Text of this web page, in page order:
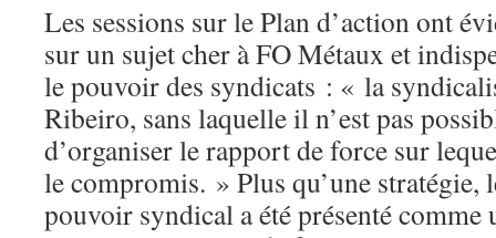
Les sessions sur le Plan d’action ont
sur un sujet cher à FO Métaux et
le pouvoir des syndicats : « la
Ribeiro, sans laquelle il n’est pas
d’organiser le rapport de force sur
le compromis. » Plus qu’une stratégie,
pouvoir syndical a été présenté comme